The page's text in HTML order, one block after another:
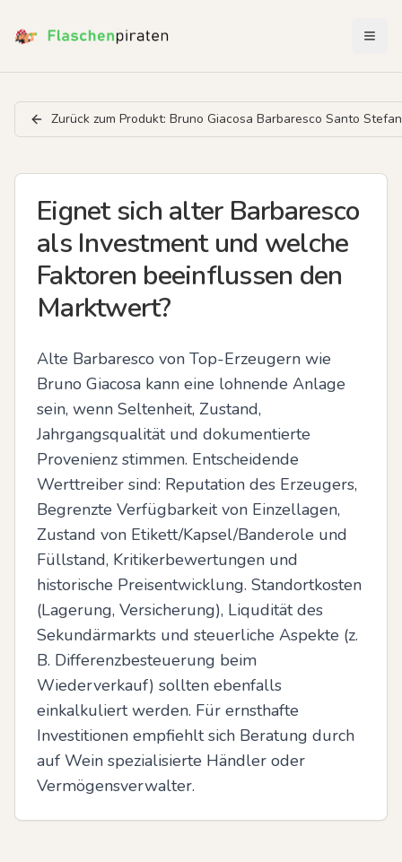
Zurück zum Produkt: Bruno Giacosa Barbaresco Santo
Eignet sich alter Barbaresco
als Investment und welche
Faktoren beeinflussen den
Marktwert?
Alte Barbaresco von Top-Erzeugern wie
Bruno Giacosa kann eine lohnende Anlage
sein, wenn Seltenheit, Zustand,
Jahrgangsqualität und dokumentierte
Provenienz stimmen. Entscheidende
Werttreiber sind: Reputation des Erzeugers,
Begrenzte Verfügbarkeit von Einzellagen,
Zustand von Etikett/Kapsel/Banderole und
Füllstand, Kritikerbewertungen und
historische Preisentwicklung. Standortkosten
(Lagerung, Versicherung), Liqudität des
Sekundärmarkts und steuerliche Aspekte (z.
B. Differenzbesteuerung beim
Wiederverkauf) sollten ebenfalls
einkalkuliert werden. Für ernsthafte
Investitionen empfiehlt sich Beratung durch
auf Wein spezialisierte Händler oder
Vermögensverwalter.